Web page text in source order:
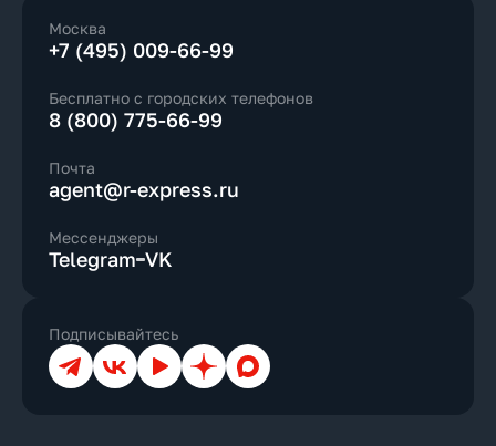
Москва
+7 (495) 009-66-99
Бесплатно с городских телефонов
8 (800) 775-66-99
Почта
agent@r-express.ru
Мессенджеры
Telegram VK
Подписывайтесь
ТелеграмВКонтакте
YouTubeДзен Max